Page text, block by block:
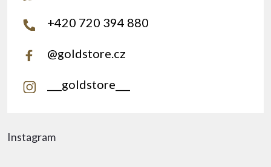
Instagram
+420 720 394 880
@goldstore.cz
___goldstore___